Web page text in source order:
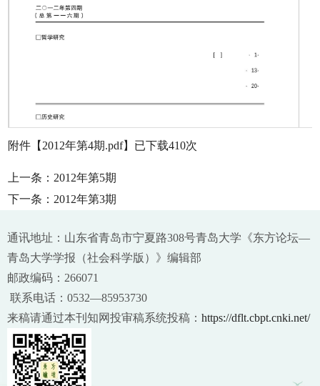
附件【 2012年第4期.pdf】已下载410次
上一条： 2012年第5期
下一条： 2012年第3期
通讯地址：山东省青岛市宁夏路308号青岛大学《东方论坛—
青岛大学学报（社会科学版）》编辑部
邮政编码：266071
联系电话：0532—85953730
来稿请通过本刊知网投审稿系统投稿： https://dflt.cbpt.cnki.net/